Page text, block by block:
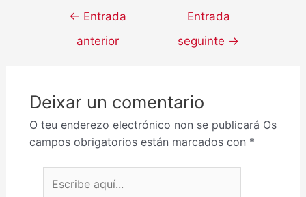
← Entrada
anterior
Entrada
seguinte →
Deixar un comentario
O teu enderezo electrónico non se publicará Os
campos obrigatorios están marcados con *